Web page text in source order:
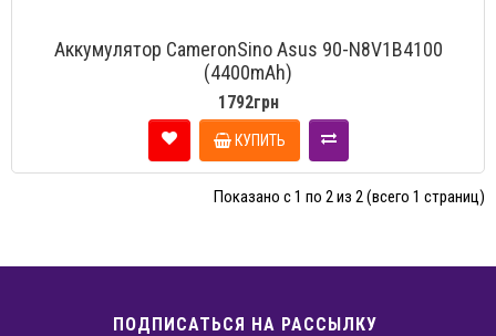
Аккумулятор CameronSino Asus 90-N8V1B4100
(4400mAh)
1792грн
КУПИТЬ
Показано с 1 по 2 из 2 (всего 1 страниц)
ПОДПИСАТЬСЯ НА РАССЫЛКУ